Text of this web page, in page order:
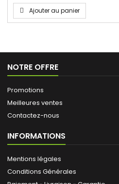
Ajouter au panier
NOTRE OFFRE
Promotions
Meilleures ventes
Contactez-nous
INFORMATIONS
Mentions légales
Conditions Générales